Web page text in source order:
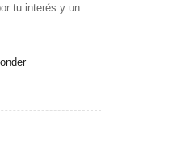
tu interés y un